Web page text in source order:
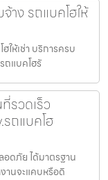
าง รถแบคโฮให้
ให้เช่า บริการครบ
ถแบคโฮรั
รวดเร็ว
ถแบคโฮ
ดภัย ได้มาตรฐาน
านจะแคบหรือดิ